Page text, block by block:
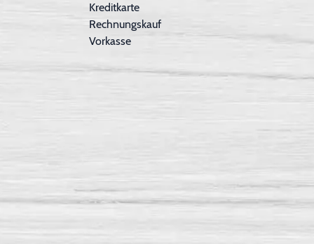
Kreditkarte
Rechnungskauf
Vorkasse